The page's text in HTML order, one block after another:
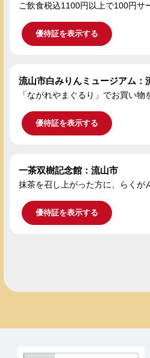
ご飲食税込1100円以上で100円サ
優待証を表示する
流山市白みりんミュージアム：
「ながれやまぐるり」でお買い
優待証を表示する
一茶双樹記念館：流山市
抹茶を召し上がった方に、らくが
優待証を表示する